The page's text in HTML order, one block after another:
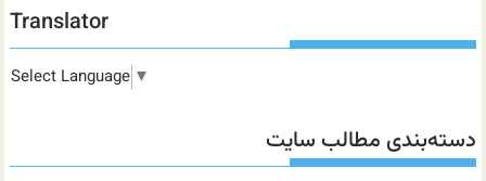
Translator
Select Language ▼
دسته‌بندی مطالب سایت